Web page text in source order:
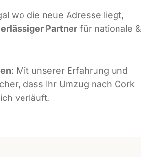
wo die neue Adresse liegt,
Partner für nationale &
: Mit unserer Erfahrung und
dass Ihr Umzug nach Cork
verläuft.